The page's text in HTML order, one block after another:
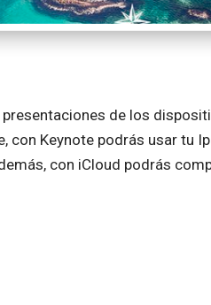
de los
con Keynote podrás usar tu
con iCloud podrás